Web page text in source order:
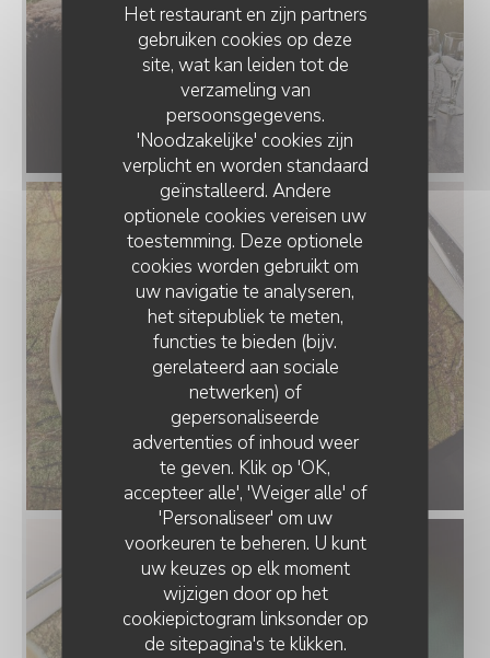
Het restaurant en zijn partners
gebruiken cookies op deze
site, wat kan leiden tot de
verzameling van
persoonsgegevens.
'Noodzakelijke' cookies zijn
verplicht en worden standaard
geïnstalleerd. Andere
optionele cookies vereisen uw
toestemming. Deze optionele
cookies worden gebruikt om
uw navigatie te analyseren,
het sitepubliek te meten,
functies te bieden (bijv.
gerelateerd aan sociale
netwerken) of
gepersonaliseerde
advertenties of inhoud weer
te geven. Klik op 'OK,
accepteer alle', 'Weiger alle' of
'Personaliseer' om uw
voorkeuren te beheren. U kunt
uw keuzes op elk moment
wijzigen door op het
cookiepictogram linksonder op
de sitepagina's te klikken.
au_top_plat_10_huitres.jpg
au_top_plat_11_entrée.jpg